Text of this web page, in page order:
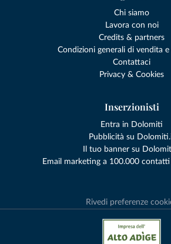
Chi siamo
Lavora con noi
Credits & partners
Condizioni generali di vendita
Contattaci
Privacy & Cookies
Inserzionisti
Entra in Dolomiti
Pubblicità su
Il tuo banner su
Email marketing a 100.000
Rivedi preferenze